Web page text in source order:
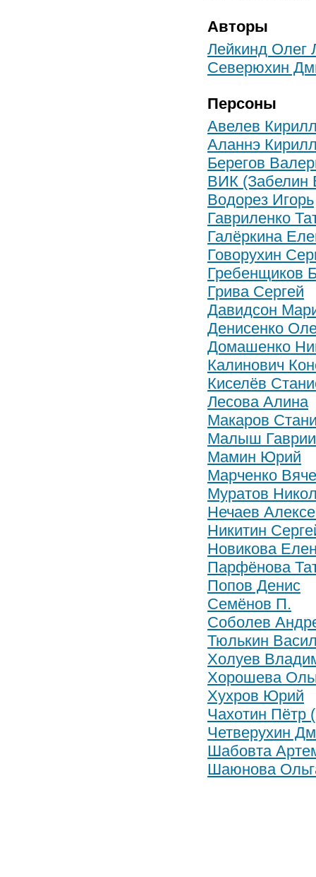
Авторы
Лейкинд Олег
Северюхин
Персоны
Авелев
Аланнэ
Берегов
ВИК (Забелин
Водорез Игорь
Гавриленко
Галёркина
Говорухин
Гребенщиков
Грива Сергей
Давидсон
Денисенко
Домашенко
Калинович
Киселёв
Лесова Алина
Макаров
Малыш
Мамин Юрий
Марченко
Муратов
Нечаев
Никитин
Новикова
Парфёнова
Попов Денис
Семёнов П.
Соболев
Тюлькин
Холуев
Хорошева
Хухров Юрий
Чахотин Пётр
Четверухин
Шабовта
Шаюнова